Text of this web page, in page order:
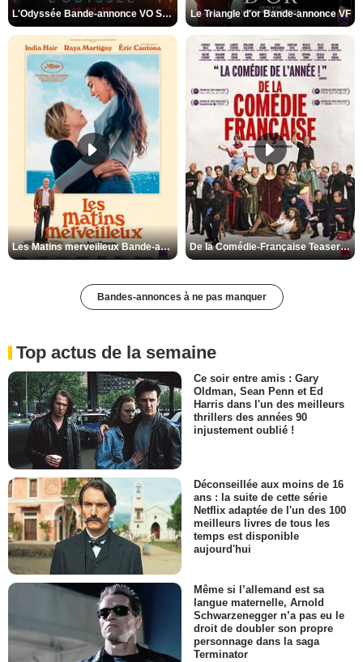
L'Odyssée Bande-annonce VO STFR Le Triangle d'or Bande-annonce VF
Les Matins merveilleux Bande-annonce VF De la Comédie-Française Teaser VF
Bandes-annonces à ne pas manquer
Top actus de la semaine
Ce soir entre amis : Gary
Oldman, Sean Penn et Ed
Harris dans l'un des meilleurs
thrillers des années 90
injustement oublié !
Déconseillée aux moins de 16
ans : la suite de cette série
Netflix adaptée de l'un des 100
meilleurs livres de tous les
temps est disponible
aujourd'hui
Même si l’allemand est sa
langue maternelle, Arnold
Schwarzenegger n’a pas eu le
droit de doubler son propre
personnage dans la saga
Terminator